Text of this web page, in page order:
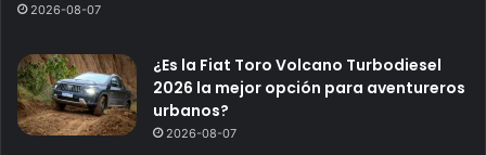
2026-08-07
¿Es la Fiat Toro Volcano Turbodiesel
2026 la mejor opción para aventureros
urbanos?
2026-08-07